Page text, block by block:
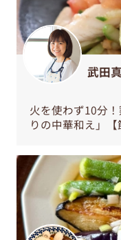
武田
火を使わず10分
りの中華和え」【